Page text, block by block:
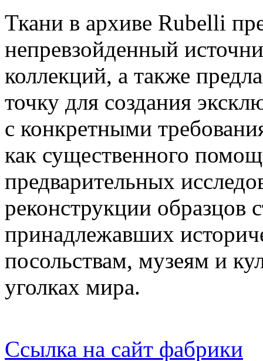
Ткани в архиве Rubelli
непревзойденный
коллекций, а также
точку для создания
с конкретными
как существенного
предварительных
реконструкции образцов
принадлежавших
посольствам, музеям и
уголках мира.
Ссылка на сайт фабрики